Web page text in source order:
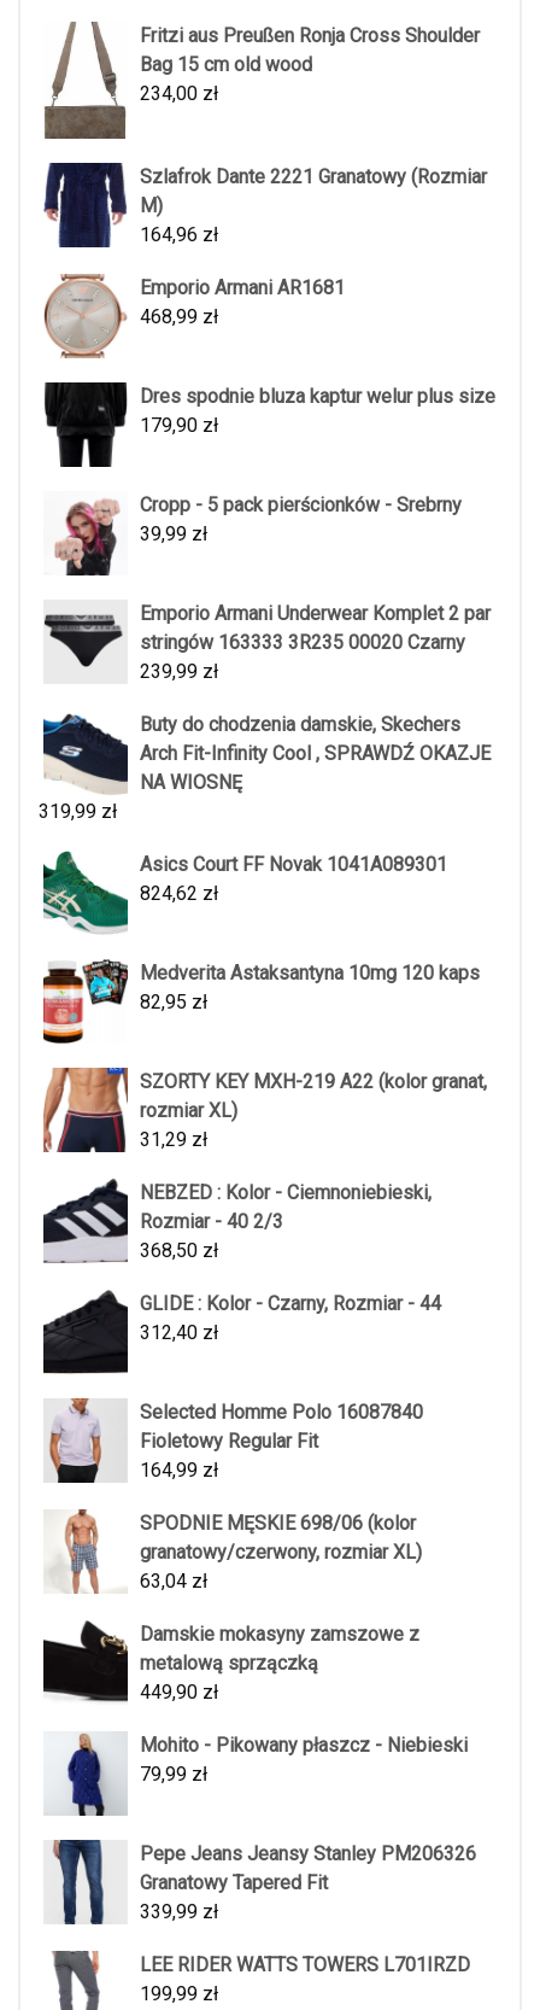
Fritzi aus Preußen Ronja Cross Shoulder
Bag 15 cm old wood
234,00 zł
Szlafrok Dante 2221 Granatowy (Rozmiar
M)
164,96 zł
Emporio Armani AR1681
468,99 zł
Dres spodnie bluza kaptur welur plus size
179,90 zł
Cropp - 5 pack pierścionków - Srebrny
39,99 zł
Emporio Armani Underwear Komplet 2 par
stringów 163333 3R235 00020 Czarny
239,99 zł
Buty do chodzenia damskie, Skechers
Arch Fit-Infinity Cool , SPRAWDŹ OKAZJE
NA WIOSNĘ
319,99 zł
Asics Court FF Novak 1041A089301
824,62 zł
Medverita Astaksantyna 10mg 120 kaps
82,95 zł
SZORTY KEY MXH-219 A22 (kolor granat,
rozmiar XL)
31,29 zł
NEBZED : Kolor - Ciemnoniebieski,
Rozmiar - 40 2/3
368,50 zł
GLIDE : Kolor - Czarny, Rozmiar - 44
312,40 zł
Selected Homme Polo 16087840
Fioletowy Regular Fit
164,99 zł
SPODNIE MĘSKIE 698/06 (kolor
granatowy/czerwony, rozmiar XL)
63,04 zł
Damskie mokasyny zamszowe z
metalową sprzączką
449,90 zł
Mohito - Pikowany płaszcz - Niebieski
79,99 zł
Pepe Jeans Jeansy Stanley PM206326
Granatowy Tapered Fit
339,99 zł
LEE RIDER WATTS TOWERS L701IRZD
199,99 zł